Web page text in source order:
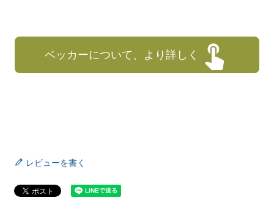
ベッカーについて、より詳しく
レビューを書く